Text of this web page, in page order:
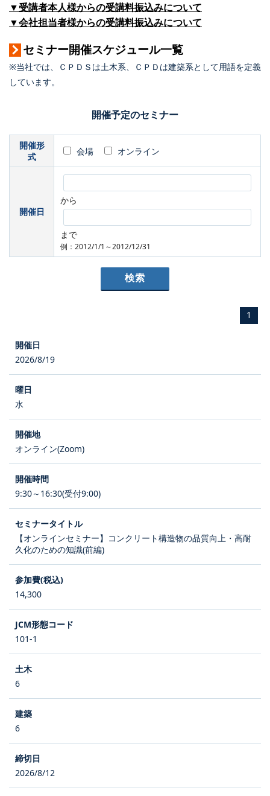
▼受講者本人様からの受講料振込みについて
▼会社担当者様からの受講料振込みについて
セミナー開催スケジュール一覧
※当社では、ＣＰＤＳは土木系、ＣＰＤは建築系として用語を定義
しています。
開催予定のセミナー
開催形
式
会場 オンライン
開催日
から
まで
例：2012/1/1～2012/12/31
1
2026/8/19
水
オンライン(Zoom)
9:30～16:30(受付9:00)
【オンラインセミナー】コンクリート構造物の品質向上・高耐
久化のための知識(前編)
14,300
101-1
6
6
2026/8/12